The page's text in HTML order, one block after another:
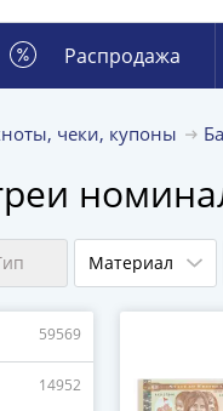
Распродажа
чеки, купоны
Материал
59569
14952